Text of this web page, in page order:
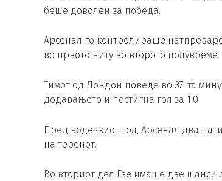
беше доволен за победа.
Арсенал го контролираше
во првото ниту во второто полувреме.
Тимот од Лондон поведе во 37-та
додавањето и постигна гол за 1:0.
Пред водечкиот гол, Арсенал два
на теренот.
Во вториот дел Езе имаше две шанси